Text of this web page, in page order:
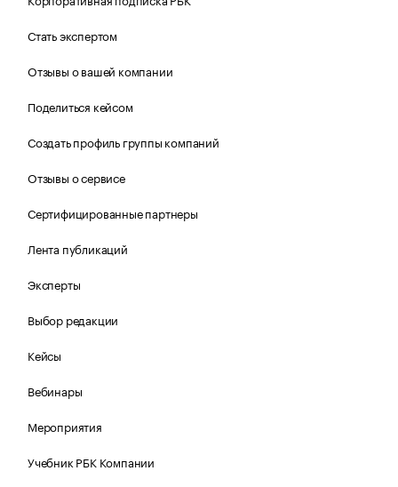
Стать экспертом
Отзывы о вашей компании
Поделиться кейсом
Создать профиль группы компаний
Отзывы о сервисе
Сертифицированные партнеры
Лента публикаций
Эксперты
Выбор редакции
Кейсы
Вебинары
Мероприятия
Учебник РБК Компании